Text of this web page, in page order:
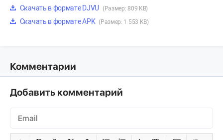
Скачать в формате DJVU (Размер: 809 KB)
Скачать в формате APK (Размер: 1 553 KB)
Комментарии
Добавить комментарий